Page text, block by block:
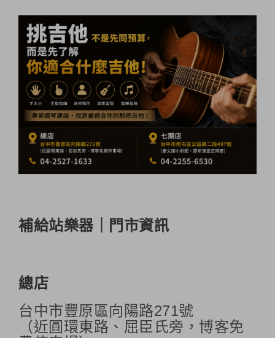
補給站樂器｜門市資訊
總店
台中市豐原區向陽路271號
（近圓環東路、屈臣氏旁，博客免